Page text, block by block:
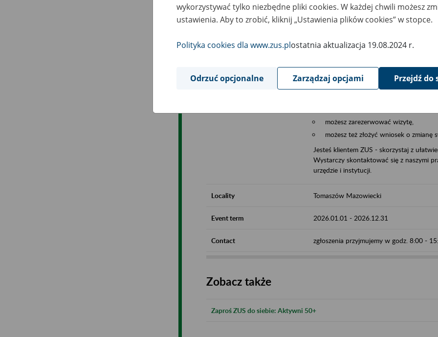
Jeśli jesteś płatnikiem składek (np.
możesz skorzystać z aplikacji
ubezpieczeń, wypełnisz i
ZUS,
możesz złożyć wniosek o wydanie
masz dostęp do zwolnień lekarskich
Jeśli jesteś świadczeniobiorcą
masz dostęp m.in. do formularza
do formularza PIT 40A, czyli
możesz zarezerwować wizytę,
możesz też złożyć wniosek o zmianę
Jesteś klientem ZUS - skorzystaj z
Wystarczy skontaktować się z naszymi
urzędzie i instytucji.
Locality Tomaszów Mazowiecki
Event term 2026.01.01 - 2026.12.31
Contact zgłoszenia przyjmujemy w godz. 8:00 -
Zobacz także
Zaproś ZUS do siebie: Aktywni 50+
wykorzystywać tylko niezbędne pliki cookies. W każdej chwili możesz
ustawienia. Aby to zrobić, kliknij „Ustawienia plików cookies” w stopce.
Polityka cookies dla www.zus.plostatnia aktualizacja 19.08.2024 r.
Odrzuć opcjonalne Zarządzaj opcjami Przejdź do